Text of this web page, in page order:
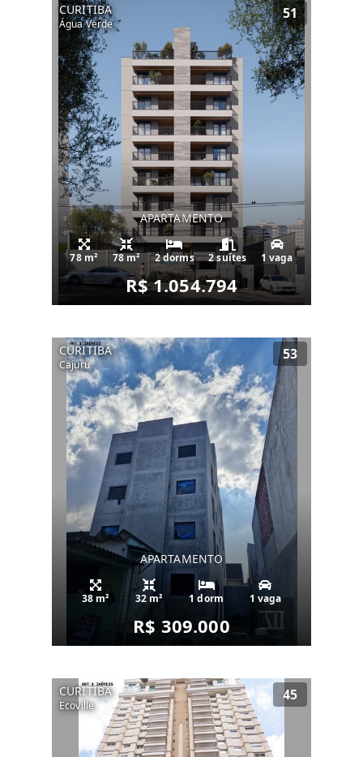
CURITIBA
Água Verde
51
APARTAMENTO
78 m² 78 m² 2 dorms 2 suítes 1 vaga
R$ 1.054.794
CURITIBA
Cajuru
53
APARTAMENTO
38 m² 32 m² 1 dorm 1 vaga
R$ 309.000
CURITIBA
Ecoville
45